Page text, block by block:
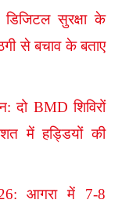
सुरक्षा के
से बचाव के बताए
दो BMD शिविरों
में हड्डियों की
आगरा में 7-8